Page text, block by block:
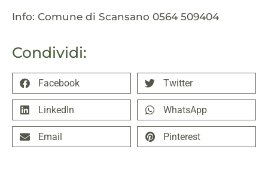
Condividi:
Facebook Twitter
LinkedIn WhatsApp
Email Pinterest
Info: Comune di Scansano 0564 509404